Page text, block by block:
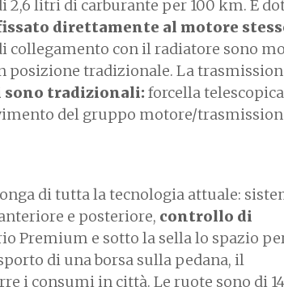
litri di carburante per 100 km. È
direttamente al motore
collegamento con il radiatore sono
posizione tradizionale. La
sono tradizionali: forcella
del gruppo motore/
di tutta la tecnologia attuale:
e posteriore, controllo di
Premium e sotto la sella lo spazio
di una borsa sulla pedana, il
i consumi in città. Le ruote sono di